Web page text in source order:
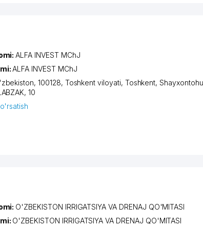
ALFA INVEST MChJ
ALFA INVEST MChJ
100128, Toshkent viloyati, Toshkent,
, 10
O'ZBEKISTON IRRIGATSIYA VA DRENAJ QO'MITASI
O'ZBEKISTON IRRIGATSIYA VA DRENAJ QO'MITASI